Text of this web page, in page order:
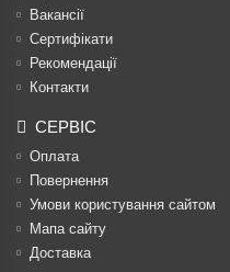
Вакансії
Сертифікати
Рекомендації
Контакти
СЕРВІС
Оплата
Повернення
Умови користування сайтом
Мапа сайту
Доставка